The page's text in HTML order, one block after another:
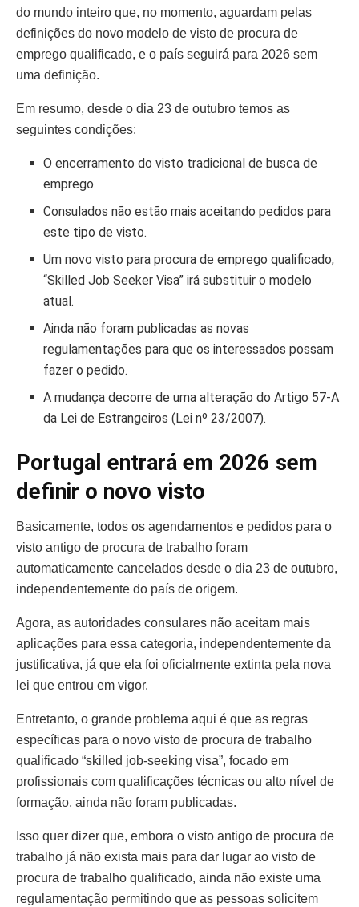
do mundo inteiro que, no momento, aguardam pelas
definições do novo modelo de visto de procura de
emprego qualificado, e o país seguirá para 2026 sem
uma definição.
Em resumo, desde o dia 23 de outubro temos as
seguintes condições:
O encerramento do visto tradicional de busca de
emprego.
Consulados não estão mais aceitando pedidos para
este tipo de visto.
Um novo visto para procura de emprego qualificado,
“Skilled Job Seeker Visa” irá substituir o modelo
atual.
Ainda não foram publicadas as novas
regulamentações para que os interessados possam
fazer o pedido.
A mudança decorre de uma alteração do Artigo 57-A
da Lei de Estrangeiros (Lei nº 23/2007).
Portugal entrará em 2026 sem
definir o novo visto
Basicamente, todos os agendamentos e pedidos para o
visto antigo de procura de trabalho foram
automaticamente cancelados desde o dia 23 de outubro,
independentemente do país de origem.
Agora, as autoridades consulares não aceitam mais
aplicações para essa categoria, independentemente da
justificativa, já que ela foi oficialmente extinta pela nova
lei que entrou em vigor.
Entretanto, o grande problema aqui é que as regras
específicas para o novo visto de procura de trabalho
qualificado “skilled job-seeking visa”, focado em
profissionais com qualificações técnicas ou alto nível de
formação, ainda não foram publicadas.
Isso quer dizer que, embora o visto antigo de procura de
trabalho já não exista mais para dar lugar ao visto de
procura de trabalho qualificado, ainda não existe uma
regulamentação permitindo que as pessoas solicitem